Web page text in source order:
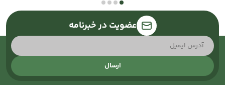
عضویت در خبرنامه
ارسال